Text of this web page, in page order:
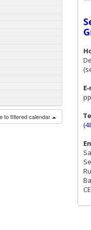
to filtered calendar